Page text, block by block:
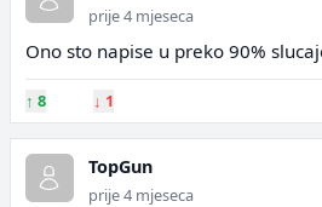
prije 4 mjeseca
Ono sto napise u preko 90%
↑ 8 ↓ 1
TopGun
prije 4 mjeseca